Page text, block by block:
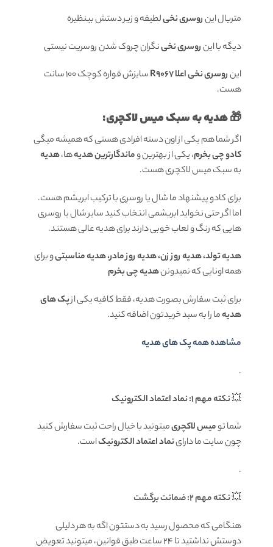
متریال اینروسری نخیلطیفه و زیر دستش بینظیره
دیگه با اینروسری نخینگران چروک شدن روسریت نیستی
اینروسری نخی اعلا R9067
سایزش قواره کوچک 100 سانت
هست.
🎁 هدیه به سبک میس لاکچری:
اگر شما هم یکی از اون دسته افرادی هستی که همیشه میگی
کادو چی بخرم، یکی از بهترین وماندگارترین هدیهها،هدیه
به سبک میس لاکچری هست.
برای کادو پیشنهاد ما شال یا روسری با ترکیب ابریشم هست.
اما اگر حتی نخواید ابریشمی انتخاب کنید سایر شال یا روسری
هایی که رنگ و لعاب خوبی دارند برای هدیه عالی هستند.
هدیه تولد، هدیه روز زن، هدیه روز مادر، هدیه مناسبتیو برای
همه اونایی که نمیدوننهدیه چی بخرم
برای ثبت سفارش بصورت هدیه، فقط کافیه یکی ازپک های
هدیهما را به سبد خریدتون اضافه کنید.
مشاهده همه پک های هدیه
.
💥نکته مهم 1: نماد اعتماد الکترونیک
شما تومیس لاکچریمیتونید با خیال راحت ثبت سفارش کنید
چون سایت ما داراینماد اعتماد الکترونیکاست.
.
💥نکته مهم 2: ضمانت برگشت
هنگامی که محصول رسید به دستتون اگه به هر دلیلی
دوستش نداشتید تا ۲۴ ساعت طبق قوانین، میتونید تعویض